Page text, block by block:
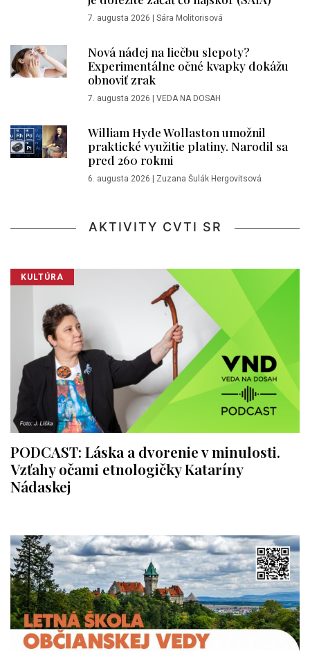
7. augusta 2026 Sára Molitorisová
Nová nádej na liečbu slepoty?
Experimentálne očné kvapky dokážu
obnoviť zrak
7. augusta 2026 VEDA NA DOSAH
William Hyde Wollaston umožnil
praktické využitie platiny. Narodil sa
pred 260 rokmi
6. augusta 2026 Zuzana Šulák Hergovitsová
AKTIVITY CVTI SR
KULTÚRA
PODCAST: Láska a dvorenie v minulosti.
Vzťahy očami etnologičky Kataríny
Nádaskej